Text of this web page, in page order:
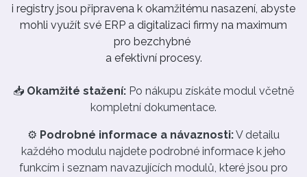
i registry jsou připravena k okamžitému nasazení, abyste
mohli využít své ERP a digitalizaci firmy na maximum
pro bezchybné
a efektivní procesy. ​
📥 Okamžité stažení: Po nákupu získáte modul včetně
kompletní dokumentace.
⚙️ Podrobné informace a návaznosti:V detailu
každého modulu najdete podrobné informace k jeho
funkcím i seznam navazujících modulů, které jsou pro